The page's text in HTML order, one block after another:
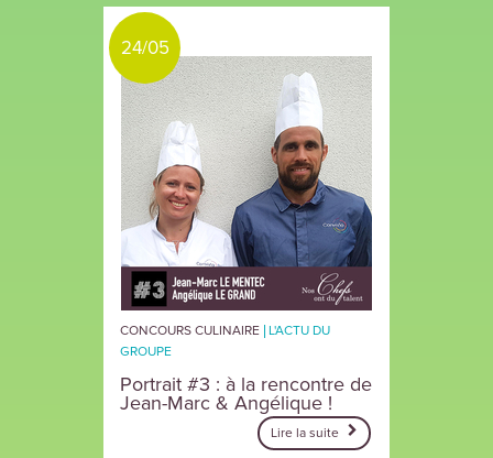
24/05
CONCOURS CULINAIRE
L'ACTU DU
GROUPE
Portrait #3 : à la rencontre de
Jean-Marc & Angélique !
Lire la suite